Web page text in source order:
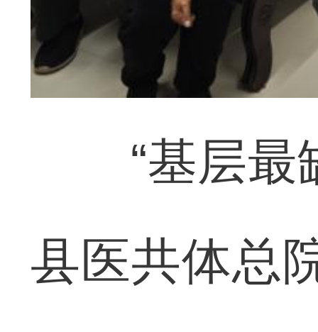
“基层最缺
县医共体总